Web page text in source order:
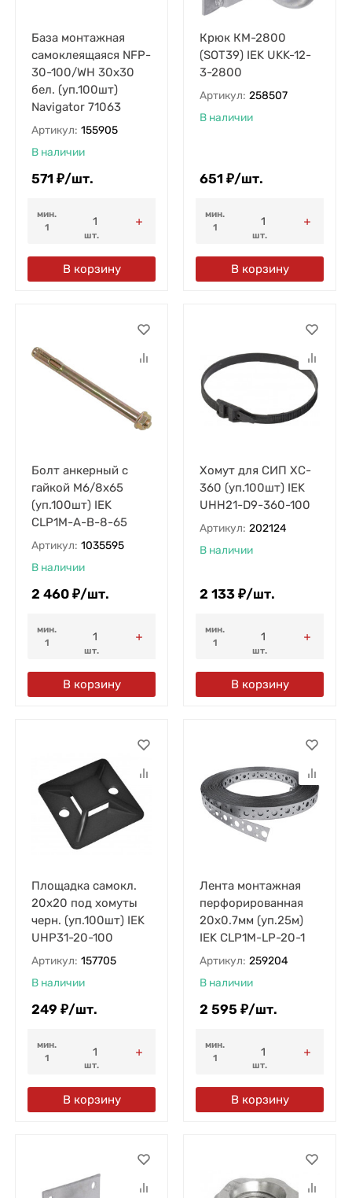
База монтажная
самоклеящаяся NFP-
30-100/WH 30х30
бел. (уп.100шт)
Navigator 71063
Артикул: 155905
В наличии
571 ₽/шт.
мин.
1
шт.
В корзину
Крюк КМ-2800
(SOT39) IEK UKK-12-
3-2800
Артикул: 258507
В наличии
651 ₽/шт.
мин.
1
шт.
В корзину
Болт анкерный с
гайкой М6/8х65
(уп.100шт) IEK
CLP1M-A-B-8-65
Артикул: 1035595
В наличии
2 460 ₽/шт.
мин.
1
шт.
В корзину
Хомут для СИП ХC-
360 (уп.100шт) IEK
UHH21-D9-360-100
Артикул: 202124
В наличии
2 133 ₽/шт.
мин.
1
шт.
В корзину
Площадка самокл.
20х20 под хомуты
черн. (уп.100шт) IEK
UHP31-20-100
Артикул: 157705
В наличии
249 ₽/шт.
мин.
1
шт.
В корзину
Лента монтажная
перфорированная
20х0.7мм (уп.25м)
IEK CLP1M-LP-20-1
Артикул: 259204
В наличии
2 595 ₽/шт.
мин.
1
шт.
В корзину